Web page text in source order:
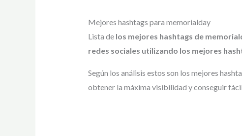
Mejores hashtags para memorialday
Lista de los mejores hashtags de
redes sociales utilizando los mejores
Según los análisis estos son los mejores
obtener la máxima visibilidad y conseguir